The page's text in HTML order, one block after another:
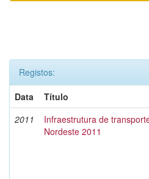
Registos:
Data
Título
2011
Infraestrutura de
Nordeste 2011